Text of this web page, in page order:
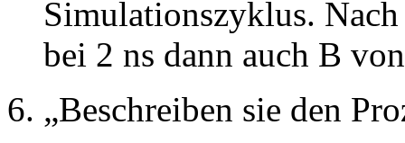
Simulationszyklus.
bei 2 ns dann auch B
Beschreiben sie den